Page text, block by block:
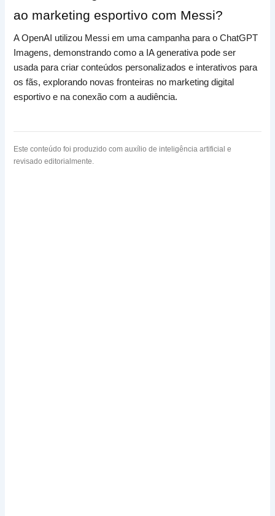
ao marketing esportivo com Messi?
A OpenAI utilizou Messi em uma campanha para o ChatGPT
Imagens, demonstrando como a IA generativa pode ser
usada para criar conteúdos personalizados e interativos para
os fãs, explorando novas fronteiras no marketing digital
esportivo e na conexão com a audiência.
Este conteúdo foi produzido com auxílio de inteligência artificial e
revisado editorialmente.